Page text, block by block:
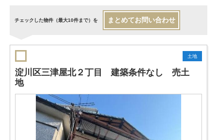
チェックした物件（最大10件まで）を まとめてお問い合わせ
土地
淀川区三津屋北２丁目 建築条件なし 売土
地